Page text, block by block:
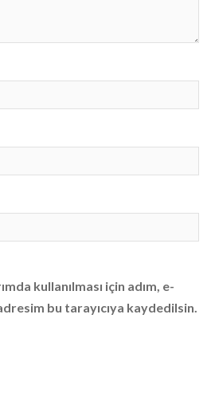
kullanılması için adım, e-
bu tarayıcıya kaydedilsin.